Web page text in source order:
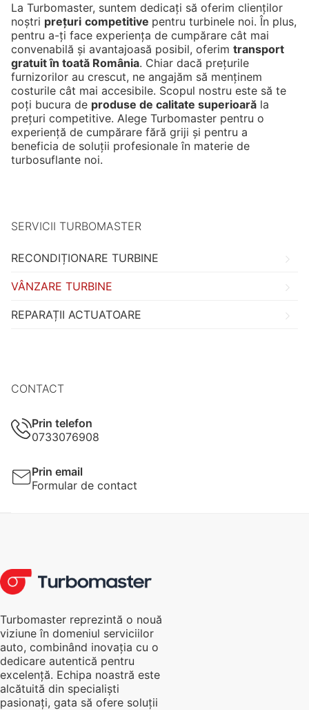
SERVICII TURBOMASTER
RECONDIȚIONARE TURBINE
VÂNZARE TURBINE
REPARAȚII ACTUATOARE
CONTACT
Prin telefon
0733076908
Prin email
Formular de contact
La Turbomaster, suntem dedicați să oferim clienților
noștri prețuri competitive pentru turbinele noi. În plus,
pentru a-ți face experiența de cumpărare cât mai
convenabilă și avantajoasă posibil, oferim transport
gratuit în toată România. Chiar dacă prețurile
furnizorilor au crescut, ne angajăm să menținem
costurile cât mai accesibile. Scopul nostru este să te
poți bucura de produse de calitate superioară la
prețuri competitive. Alege Turbomaster pentru o
experiență de cumpărare fără griji și pentru a
beneficia de soluții profesionale în materie de
turbosuflante noi.
Turbomaster reprezintă o nouă
viziune în domeniul serviciilor
auto, combinând inovația cu o
dedicare autentică pentru
excelență. Echipa noastră este
alcătuită din specialiști
pasionați, gata să ofere soluții